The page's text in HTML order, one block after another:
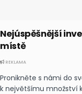
Nejúspěšnější
místě
REKLAMA
Pronikněte s námi do
k největšímu množství